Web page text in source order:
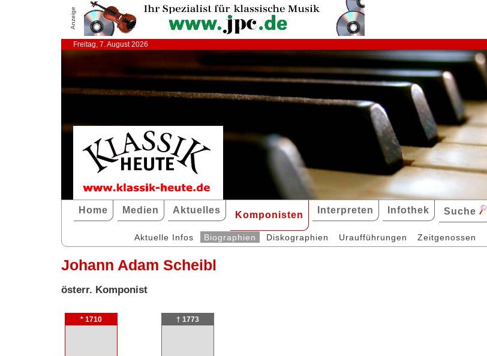
Anzeige
Freitag, 7. August 2026
Home Medien Aktuelles Komponisten Interpreten Infothek Suche
Aktuelle Infos Biographien Diskographien Uraufführungen Zeitgenossen
Johann Adam Scheibl
österr. Komponist
* 1710 † 1773